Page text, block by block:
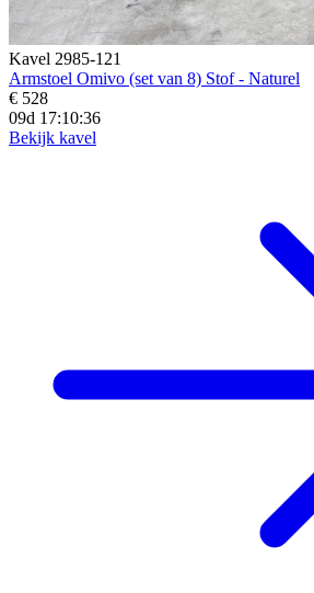
Kavel 2985-121
Armstoel Omivo (set van 8) Stof - Naturel
€ 528
09d 17:10:34
Bekijk kavel